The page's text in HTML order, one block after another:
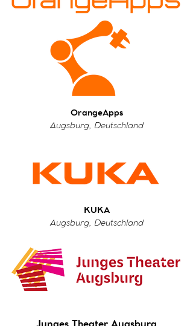
OrangeApps
Augsburg, Deutschland
KUKA
Augsburg, Deutschland